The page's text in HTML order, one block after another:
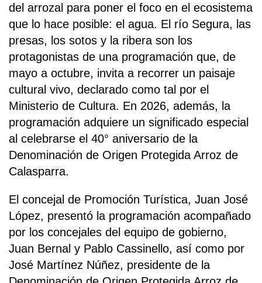
del arrozal para poner el foco en el ecosistema
que lo hace posible: el agua. El río Segura, las
presas, los sotos y la ribera son los
protagonistas de una programación que, de
mayo a octubre, invita a recorrer un paisaje
cultural vivo, declarado como tal por el
Ministerio de Cultura. En 2026, además, la
programación adquiere un significado especial
al celebrarse el 40° aniversario de la
Denominación de Origen Protegida Arroz de
Calasparra.
El concejal de Promoción Turística, Juan José
López, presentó la programación acompañado
por los concejales del equipo de gobierno,
Juan Bernal y Pablo Cassinello, así como por
José Martínez Núñez, presidente de la